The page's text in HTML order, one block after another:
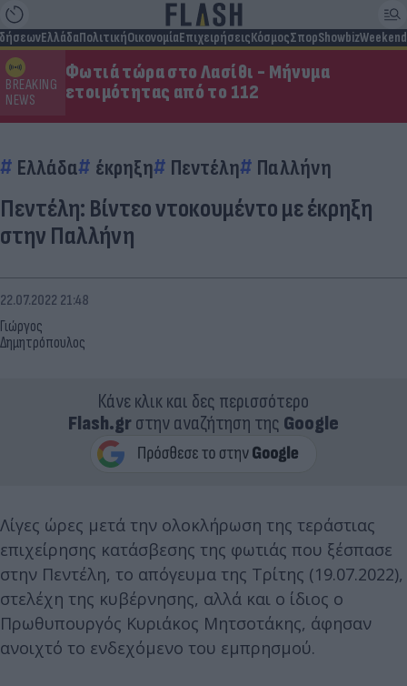
ΕλλάδαΠολιτικήΟικονομίαΕπιχειρήσειςΚόσμοςΣπορShowbizWeekend
BREAKING
NEWS
Φωτιά τώρα στο Λασίθι - Μήνυμα
ετοιμότητας από το 112
Ελλάδα έκρηξη Πεντέλη Παλλήνη
Πεντέλη: Βίντεο ντοκουμέντο με έκρηξη
στην Παλλήνη
Γιώργος
Δημητρόπουλος
22.07.2022 21:48
Κάνε κλικ και δες περισσότερο
Flash.grστην αναζήτηση της Google
Λίγες ώρες μετά την ολοκλήρωση της τεράστιας
επιχείρησης κατάσβεσης της φωτιάς που ξέσπασε
στην Πεντέλη, το απόγευμα της Τρίτης (19.07.2022),
στελέχη της κυβέρνησης, αλλά και ο ίδιος ο
Πρωθυπουργός Κυριάκος Μητσοτάκης, άφησαν
ανοιχτό το ενδεχόμενο του εμπρησμού.